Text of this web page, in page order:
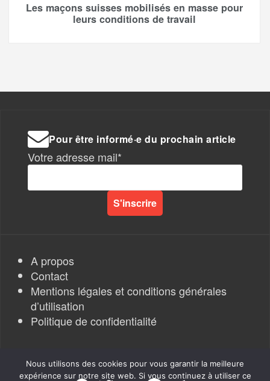
Les maçons suisses mobilisés en masse pour
leurs conditions de travail
Pour être informé·e du prochain article
Votre adresse mail*
A propos
Contact
Mentions légales et conditions générales
d’utilisation
Politique de confidentialité
Nous utilisons des cookies pour vous garantir la meilleure
expérience sur notre site web. Si vous continuez à utiliser ce